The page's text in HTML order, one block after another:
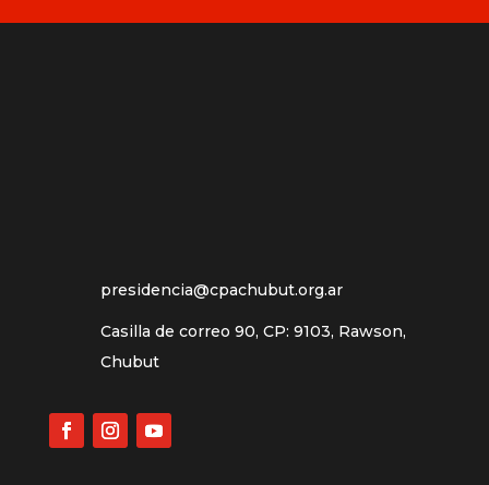
presidencia@cpachubut.org.ar
Casilla de correo 90, CP: 9103, Rawson,
Chubut